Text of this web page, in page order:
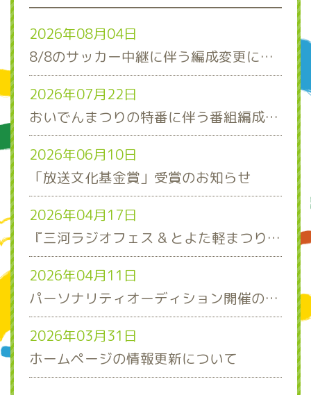
2026年08月04日
8/8のサッカー中継に伴う編成変更について
2026年07月22日
おいでんまつりの特番に伴う番組編成について
2026年06月10日
「放送文化基金賞」受賞のお知らせ
2026年04月17日
『三河ラジオフェス & とよた軽まつり』ステージスケジュール発表！
2026年04月11日
パーソナリティオーディション開催のお知らせ
2026年03月31日
ホームページの情報更新について